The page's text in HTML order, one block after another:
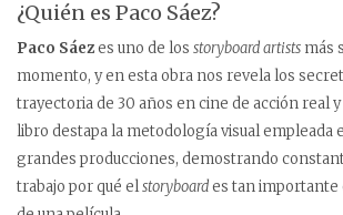
¿Quién es Paco Sáez?
Paco Sáezes uno de los storyboard artists más
momento, y en esta obra nos revela los
trayectoria de 30 años en cine de acción real
libro destapa la metodología visual empleada
grandes producciones, demostrando
trabajo por qué elstoryboardes tan importante